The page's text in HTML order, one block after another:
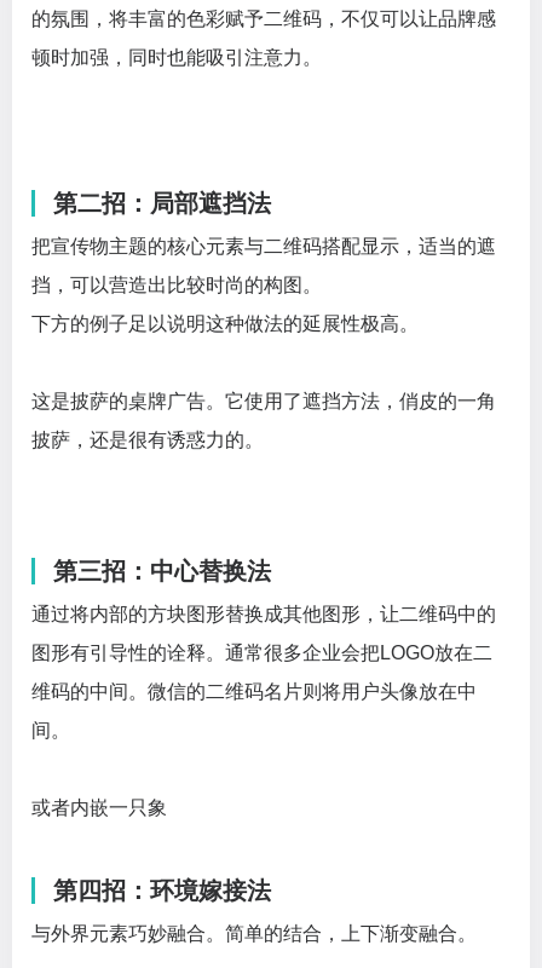
的氛围，将丰富的色彩赋予二维码，不仅可以让品牌感
顿时加强，同时也能吸引注意力。
第二招：局部遮挡法
把宣传物主题的核心元素与二维码搭配显示，适当的遮
挡，可以营造出比较时尚的构图。
下方的例子足以说明这种做法的延展性极高。
这是披萨的桌牌广告。它使用了遮挡方法，俏皮的一角
披萨，还是很有诱惑力的。
第三招：中心替换法
通过将内部的方块图形替换成其他图形，让二维码中的
图形有引导性的诠释。通常很多企业会把LOGO放在二
维码的中间。微信的二维码名片则将用户头像放在中
间。
或者内嵌一只象
第四招：环境嫁接法
与外界元素巧妙融合。简单的结合，上下渐变融合。